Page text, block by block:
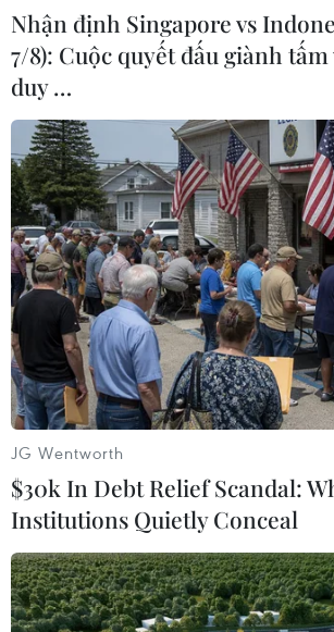
Theo dõi VietnamPlus
TIN LIÊN QUAN
Căng thẳng Mỹ-Iran có
Nhận định Singapore vs
7/8): Cuộc quyết đấu giành
duy …
JG Wentworth
$30k In Debt Relief Scandal:
Institutions Quietly Conceal